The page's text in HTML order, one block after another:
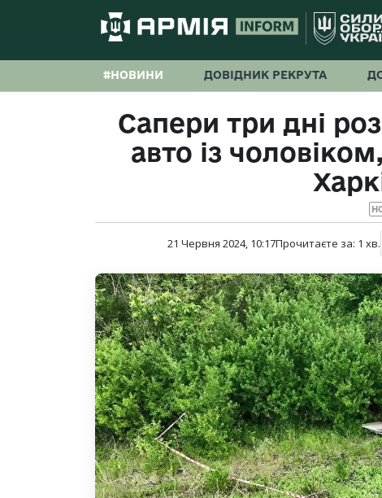
#НОВИНИ ДОВІДНИК РЕКРУТА
Сапери три дні
авто із
21 Червня 2024, 10:17Прочитаєте за: 1 хв.